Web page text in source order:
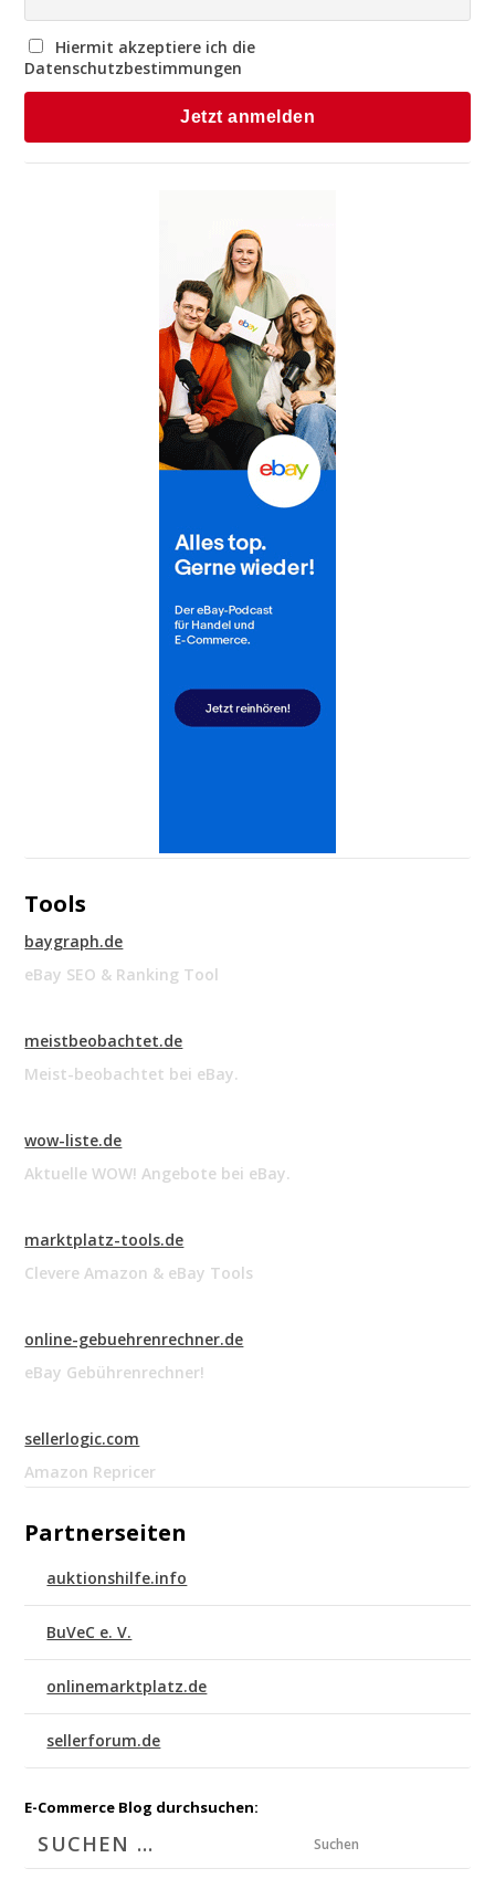
Hiermit akzeptiere ich die
Datenschutzbestimmungen
Tools
baygraph.de
eBay SEO & Ranking Tool
meistbeobachtet.de
Meist-beobachtet bei eBay.
wow-liste.de
Aktuelle WOW! Angebote bei eBay.
marktplatz-tools.de
Clevere Amazon & eBay Tools
online-gebuehrenrechner.de
eBay Gebührenrechner!
sellerlogic.com
Amazon Repricer
Partnerseiten
auktionshilfe.info
BuVeC e. V.
onlinemarktplatz.de
sellerforum.de
E-Commerce Blog durchsuchen:
Suchen